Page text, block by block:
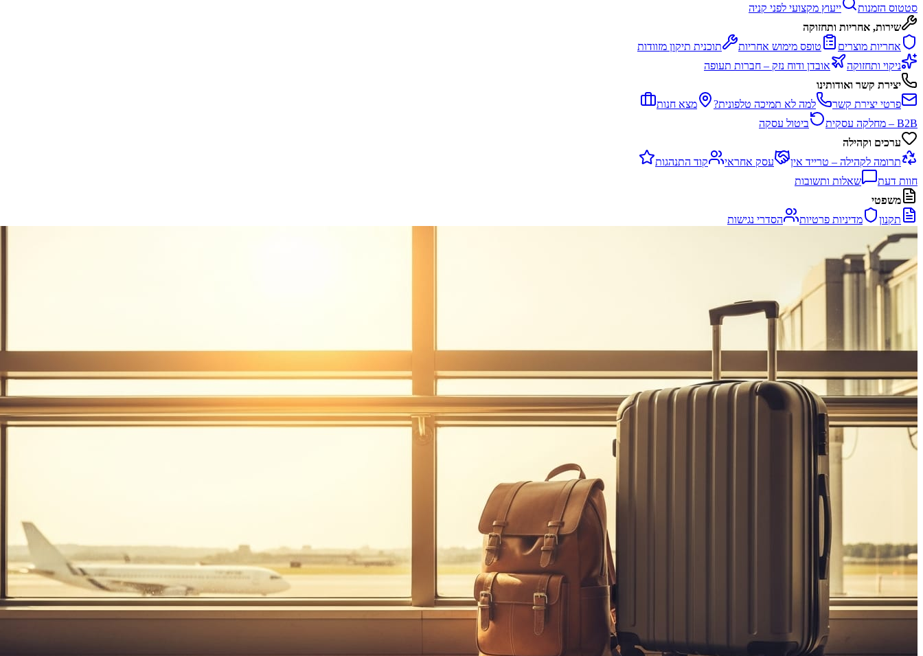
סטטוס הזמנות
ייעוץ מקצועי לפני קניה
שירות, אחריות ותחזוקה
אחריות מוצרים
טופס מימוש אחריות
תוכנית תיקון מזוודות
ניקוי ותחזוקה
אובדן ודוח נזק – חברות תעופה
יצירת קשר ואודותינו
פרטי יצירת קשר
למה לא תמיכה טלפונית?
מצא חנות
B2B – מחלקה עסקית
ביטול עסקה
ערכים וקהילה
תרומה לקהילה – טרייד אין
עסק אחראי
קוד התנהגות
חוות דעת
שאלות ותשובות
משפטי
תקנון
מדיניות פרטיות הסדרי נגישות